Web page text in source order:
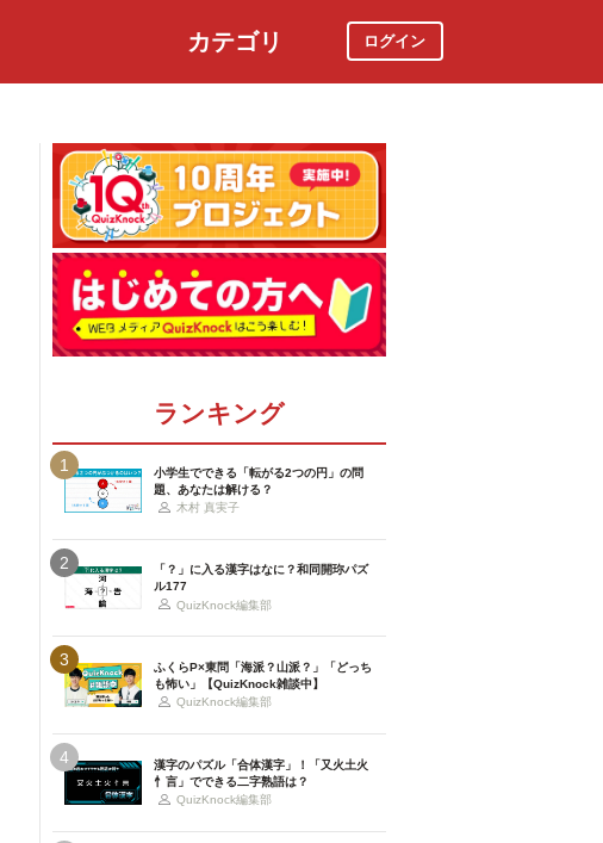
カテゴリ ログイン
ランキング
1
小学生でできる「転がる2つの円」の問
題、あなたは解ける？
木村 真実子
2
「？」に入る漢字はなに？和同開珎パズ
ル177
QuizKnock編集部
3
ふくらP×東問「海派？山派？」「どっち
も怖い」【QuizKnock雑談中】
QuizKnock編集部
4
漢字のパズル「合体漢字」！「又火土火
忄言」でできる二字熟語は？
QuizKnock編集部